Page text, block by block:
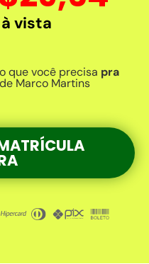
vista
que você precisa pra
de Marco Martins